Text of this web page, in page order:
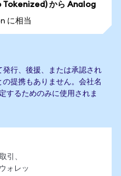
Tokenized) から Analog
に相当
行、後援、または承認され
提携もありません。会社名
するためのみに使用されま
引、
ォレッ